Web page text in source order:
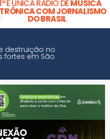
E ÚNICA RÁDIO DEMÚSICA
COM JORNALISMO
DO BRASIL
destruição no
fortes em São